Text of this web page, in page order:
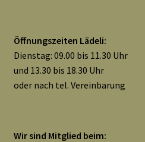
Öffnungszeiten Lädeli:
Dienstag: 09.00 bis 11.30 Uhr
und 13.30 bis 18.30 Uhr
oder nach tel. Vereinbarung
Wir sind Mitglied beim: